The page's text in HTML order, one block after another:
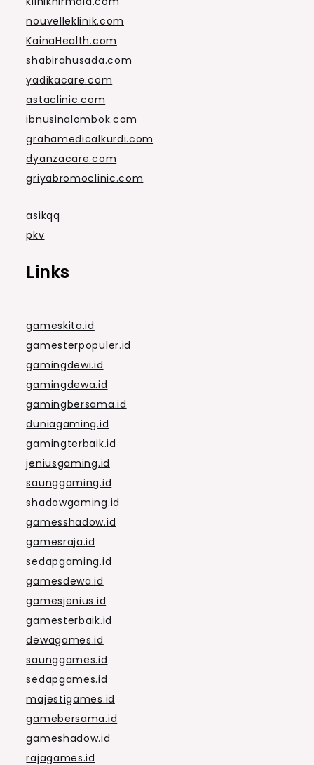
nouvelleklinik.com
KainaHealth.com
shabirahusada.com
yadikacare.com
astaclinic.com
ibnusinalombok.com
grahamedicalkurdi.com
dyanzacare.com
griyabromoclinic.com
asikqq
pkv
Links
gameskita.id
gamesterpopuler.id
gamingdewi.id
gamingdewa.id
gamingbersama.id
duniagaming.id
gamingterbaik.id
jeniusgaming.id
saunggaming.id
shadowgaming.id
gamesshadow.id
gamesraja.id
sedapgaming.id
gamesdewa.id
gamesjenius.id
gamesterbaik.id
dewagames.id
saunggames.id
sedapgames.id
majestigames.id
gamebersama.id
gameshadow.id
rajagames.id